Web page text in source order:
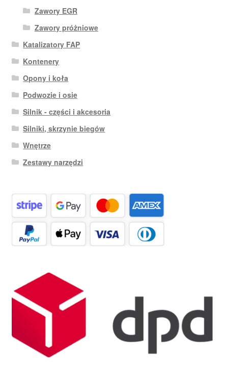
Zawory EGR
Zawory próżniowe
Katalizatory FAP
Kontenery
Opony i koła
Podwozie i osie
Silnik - części i akcesoria
Silniki, skrzynie biegów
Wnętrze
Zestawy narzędzi